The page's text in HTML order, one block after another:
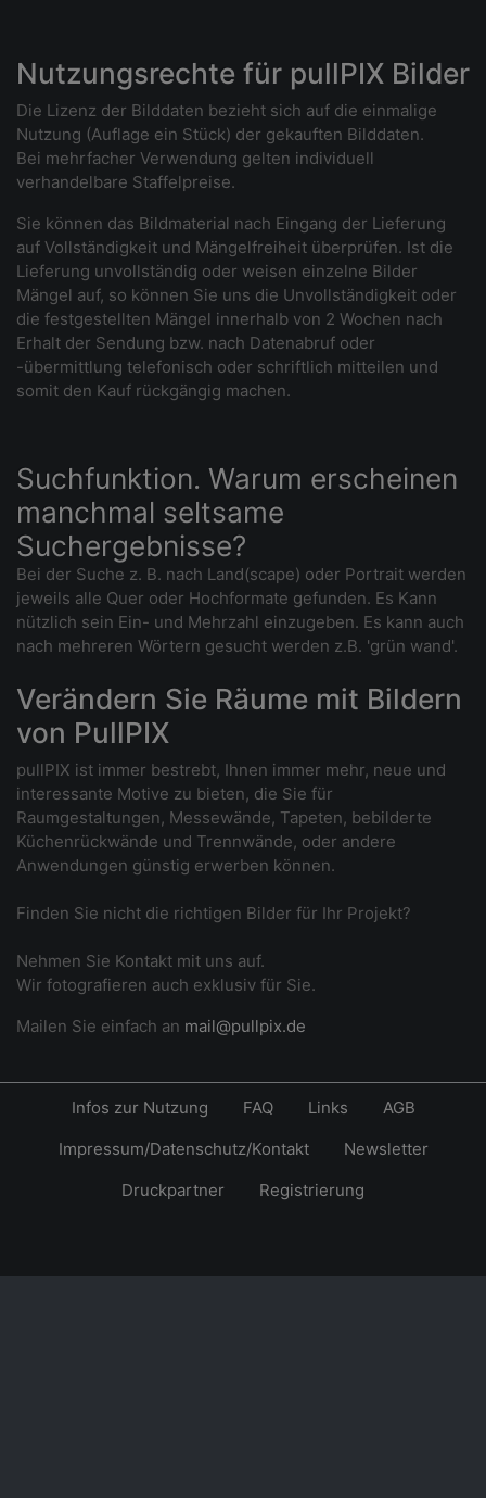
Nutzungsrechte für pullPIX Bilder
Die Lizenz der Bilddaten bezieht sich auf die einmalige
Nutzung (Auflage ein Stück) der gekauften Bilddaten.
Bei mehrfacher Verwendung gelten individuell
verhandelbare Staffelpreise.
Sie können das Bildmaterial nach Eingang der Lieferung
auf Vollständigkeit und Mängelfreiheit überprüfen. Ist die
Lieferung unvollständig oder weisen einzelne Bilder
Mängel auf, so können Sie uns die Unvollständigkeit oder
die festgestellten Mängel innerhalb von 2 Wochen nach
Erhalt der Sendung bzw. nach Datenabruf oder
-übermittlung telefonisch oder schriftlich mitteilen und
somit den Kauf rückgängig machen.
Suchfunktion. Warum erscheinen
manchmal seltsame
Suchergebnisse?
Bei der Suche z. B. nach Land(scape) oder Portrait werden
jeweils alle Quer oder Hochformate gefunden. Es Kann
nützlich sein Ein- und Mehrzahl einzugeben. Es kann auch
nach mehreren Wörtern gesucht werden z.B. 'grün wand'.
Verändern Sie Räume mit Bildern
von PullPIX
pullPIX ist immer bestrebt, Ihnen immer mehr, neue und
interessante Motive zu bieten, die Sie für
Raumgestaltungen, Messewände, Tapeten, bebilderte
Küchenrückwände und Trennwände, oder andere
Anwendungen günstig erwerben können.
Finden Sie nicht die richtigen Bilder für Ihr Projekt?
Nehmen Sie Kontakt mit uns auf.
Wir fotografieren auch exklusiv für Sie.
Mailen Sie einfach an mail@pullpix.de
Infos zur Nutzung FAQ Links
AGB
Impressum/Datenschutz/Kontakt
Newsletter
Druckpartner
Registrierung